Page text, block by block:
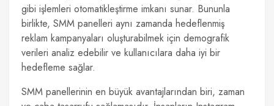
gibi işlemleri otomatikleştirme imkanı sunar. Bununla
birlikte, SMM panelleri aynı zamanda hedeflenmiş
reklam kampanyaları oluşturabilmek için demografik
verileri analiz edebilir ve kullanıcılara daha iyi bir
hedefleme sağlar.
SMM panellerinin en büyük avantajlarından biri, zaman